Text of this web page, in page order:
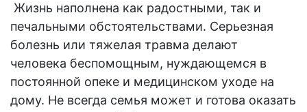
Жизнь наполнена как радостными, так и
печальными обстоятельствами. Серьезная
болезнь или тяжелая травма делают
человека беспомощным, нуждающемся в
постоянной опеке и медицинском уходе на
дому. Не всегда семья может и готова оказать